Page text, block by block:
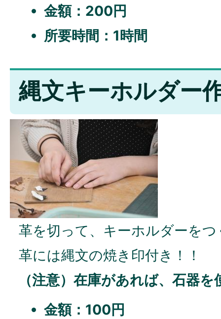
金額：200円
所要時間：1時間
縄文キーホルダー
革を切って、キーホルダーをつ
革には縄文の焼き印付き！！
（注意）在庫があれば、石器
金額：100円